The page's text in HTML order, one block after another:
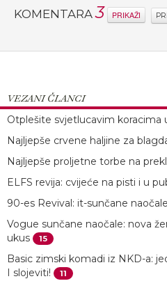
KOMENTARA3 PRIKAŽI
VEZANI ČLANCI
Otplešite svjetlucavim koracima
Najljepše crvene haljine za
Najljepše proljetne torbe na
ELFS revija: cvijeće na pisti i u
90-es Revival: it-sunčane
Vogue sunčane naočale: nova
ukus
15
Basic zimski komadi iz NKD-a:
I slojeviti!
11